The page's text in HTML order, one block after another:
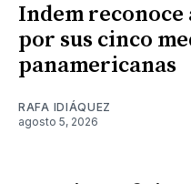
Indem
por sus cinco
panamericanas
RAFA IDIÁQUEZ
agosto 5, 2026